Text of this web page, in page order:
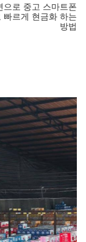
으로 중고 스마트폰
빠르게 현금화 하는
방법